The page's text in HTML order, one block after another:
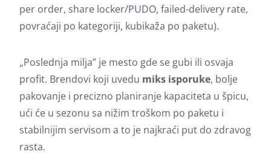
per order, share locker/PUDO, failed-delivery rate,
povraćaji po kategoriji, kubikaža po paketu).
„Poslednja milja” je mesto gde se gubi ili osvaja
profit. Brendovi koji uvedu miks isporuke, bolje
pakovanje i precizno planiranje kapaciteta u špicu,
ući će u sezonu sa nižim troškom po paketu i
stabilnijim servisom a to je najkraći put do zdravog
rasta.